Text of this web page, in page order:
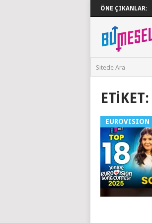
ÖNE ÇIKANLAR:
ETIKET:
EUROVISION